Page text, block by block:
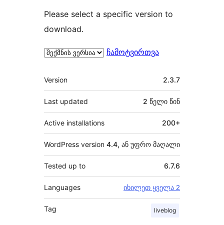
Please select a specific version to
download.
ჩამოტვირთვა
მეტა
Version 2.3.7
Last updated 2 წელი წინ
Active installations 200+
WordPress version 4.4, ან უფრო მაღალი
Tested up to 6.7.6
Languages იხილეთ ყველა 2
Tag liveblog